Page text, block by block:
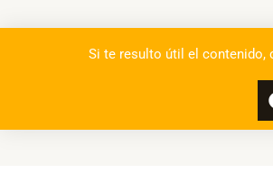
Si te resulto útil el contenido,